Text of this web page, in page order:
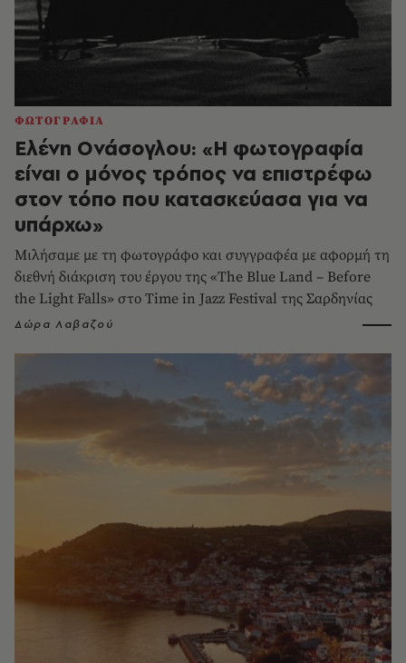
ΦΩΤΟΓΡΑΦΙΑ
Ελένη Ονάσογλου: «Η φωτογραφία
είναι ο μόνος τρόπος να επιστρέφω
στον τόπο που κατασκεύασα για να
υπάρχω»
Μιλήσαμε με τη φωτογράφο και συγγραφέα με αφορμή τη
διεθνή διάκριση του έργου της «The Blue Land – Before
the Light Falls» στο Time in Jazz Festival της Σαρδηνίας
Δώρα Λαβαζού